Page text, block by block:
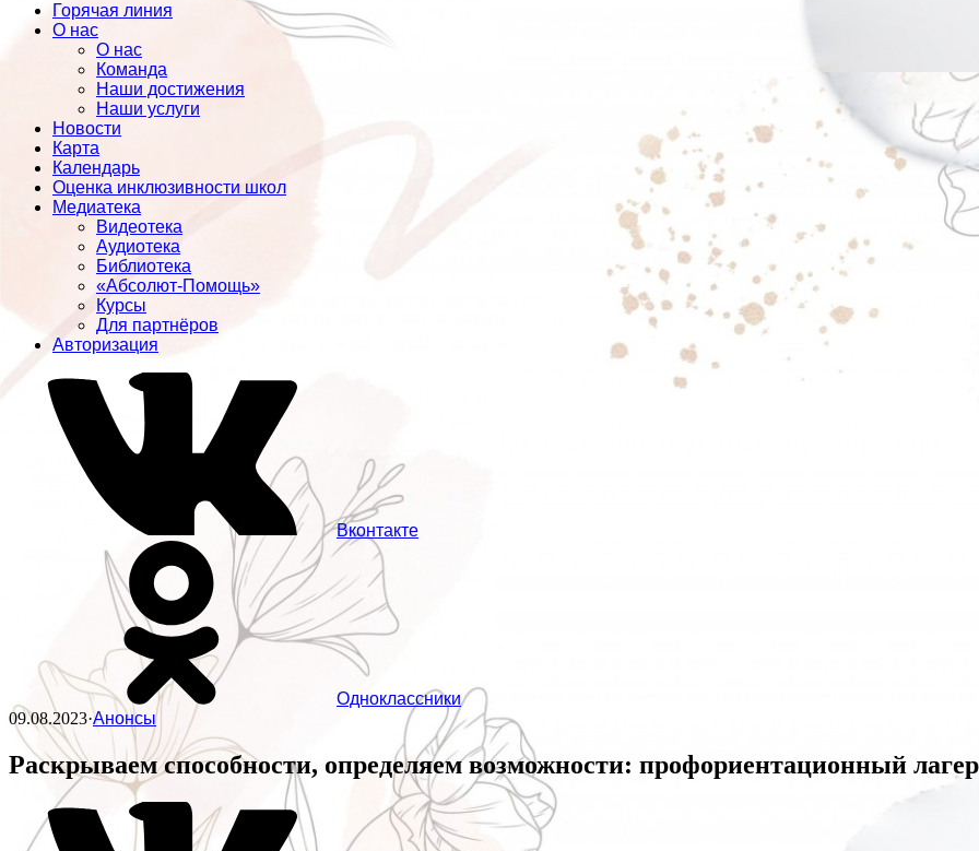
Горячая линия
О нас
О нас
Команда
Наши достижения
Наши услуги
Новости
Карта
Календарь
Оценка инклюзивности школ
Медиатека
Видеотека
Аудиотека
Библиотека
«Абсолют-Помощь»
Курсы
Для партнёров
Авторизация
Вконтакте
Одноклассники
09.08.2023·Анонсы
Раскрываем способности, определяем возможности: профориентационный